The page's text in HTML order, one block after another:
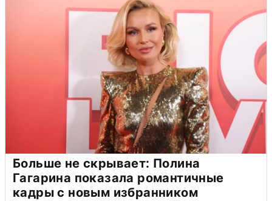
Больше не скрывает: Полина
Гагарина показала романтичные
кадры с новым избранником